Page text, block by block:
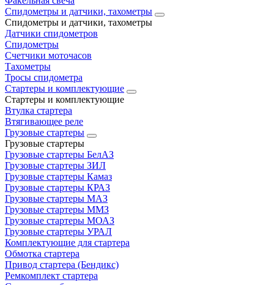
Спидометры и датчики, тахометры
Спидометры и датчики, тахометры
Датчики спидометров
Спидометры
Счетчики моточасов
Тахометры
Тросы спидометра
Стартеры и комплектующие
Стартеры и комплектующие
Втулка стартера
Втягивающее реле
Грузовые стартеры
Грузовые стартеры
Грузовые стартеры БелАЗ
Грузовые стартеры ЗИЛ
Грузовые стартеры Камаз
Грузовые стартеры КРАЗ
Грузовые стартеры МАЗ
Грузовые стартеры ММЗ
Грузовые стартеры МОАЗ
Грузовые стартеры УРАЛ
Комплектующие для стартера
Обмотка стартера
Привод стартера (Бендикс)
Ремкомплект стартера